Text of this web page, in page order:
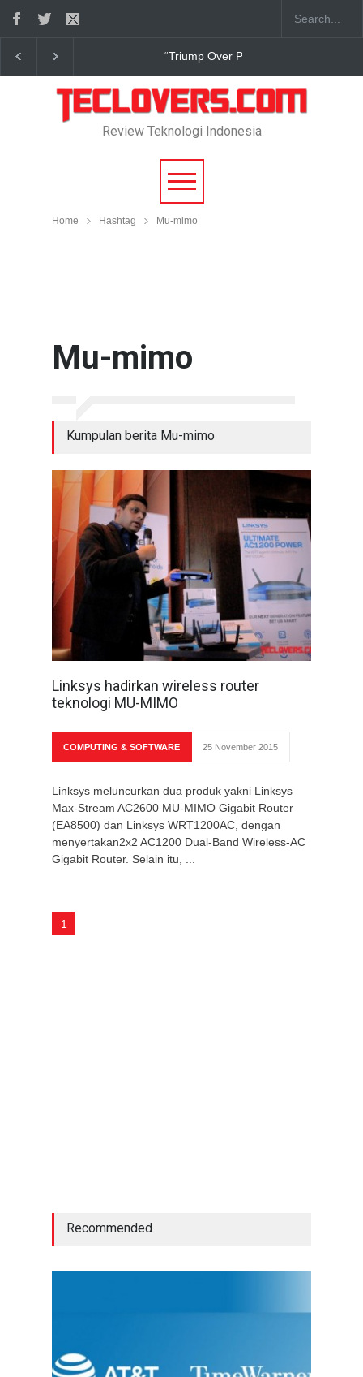
sudah hadir True Digital Plus janji dukung pengembang
Review Teknologi Indonesia
Home Hashtag Mu-mimo
Mu-mimo
Kumpulan berita Mu-mimo
Linksys hadirkan wireless router
teknologi MU-MIMO
COMPUTING & SOFTWARE 25 November 2015
Linksys meluncurkan dua produk yakni Linksys
Max-Stream AC2600 MU-MIMO Gigabit Router
(EA8500) dan Linksys WRT1200AC, dengan
menyertakan2x2 AC1200 Dual-Band Wireless-AC
Gigabit Router. Selain itu, ...
1
Recommended